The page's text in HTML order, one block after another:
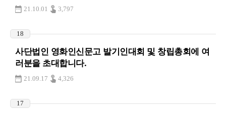
21.10.01 3,797
18
사단법인 영화인신문고 발기인대회 및 창립총회에 여
러분을 초대합니다.
21.09.17 4,326
17